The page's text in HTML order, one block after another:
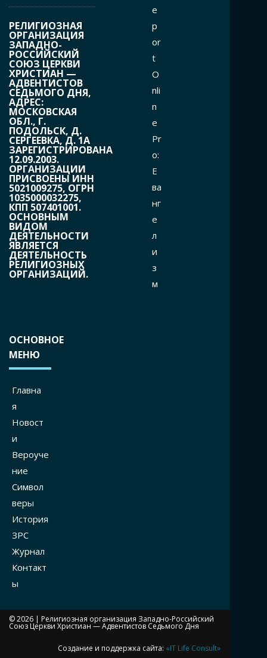
РЕЛИГИОЗНАЯ
ОРГАНИЗАЦИЯ
ЗАПАДНО-
РОССИЙСКИЙ
СОЮЗ ЦЕРКВИ
ХРИСТИАН —
АДВЕНТИСТОВ
СЕДЬМОГО ДНЯ,
АДРЕС:
МОСКОВСКАЯ
ОБЛ., Г.
ПОДОЛЬСК, Д.
СЕРГЕЕВКА, Д. 1А
ЗАРЕГИСТРИРОВАНА
12.09.2003.
ОРГАНИЗАЦИИ
ПРИСВОЕНЫ ИНН
5021009275, ОГРН
1035000032275,
КПП 507401001.
ОСНОВНЫМ
ВИДОМ
ДЕЯТЕЛЬНОСТИ
ЯВЛЯЕТСЯ
ДЕЯТЕЛЬНОСТЬ
РЕЛИГИОЗНЫХ
ОРГАНИЗАЦИЙ.
e
p
or
t
O
nli
n
e
Pr
o:
Е
ва
нг
е
л
и
з
м
ОСНОВНОЕ
МЕНЮ
Главна
я
Новост
и
Вероуче
ние
Символ
веры
История
ЗРС
Журнал
Контакт
ы
© 2026 | Религиозная организация Западно-Российский
Союз Церкви Христиан — Адвентистов Седьмого Дня
Создание и поддержка сайта: «IT Life Consult»